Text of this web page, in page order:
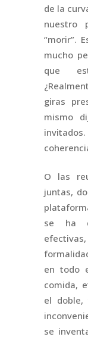
de la
nuestro
“morir”.
mucho
que
giras
mismo
O las
juntas,
se ha
en todo
comida,
el
se